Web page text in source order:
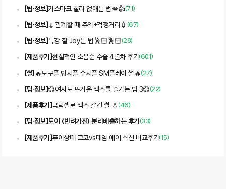
[팁・정보]키스마크 빨리 없애는 법💋👍(71)
[팁・정보] 💉관계할 때 주의+걱정거리💉 (67)
[팁・정보] 특강 잘 Joy는 법🕺🏻🕺🏻(28)
[제품후기 ]현실적인 소음순 수술 4년차 후기 (601)
[썰] 🔥도구플 방치플 수치플 SM플레이 썰🔥(27)
[팁・정보]💞여자도 뜨거운 섹스를 즐기는 법 3💞(22)
[제품후기 ] 극락젤로 섹스 갈긴 썰 💧 (46)
[팁・정보]토이 (반려가전) 분리배출하는 후기 (33)
[제품후기 ] 푸이상떼 코코vs데임 에어 석션 비교후기 (15)